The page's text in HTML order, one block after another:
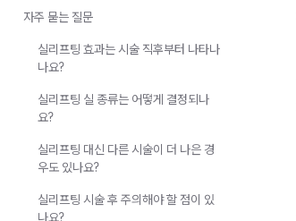
자주 묻는 질문
실리프팅 효과는 시술 직후부터 나타나
나요?
실리프팅 실 종류는 어떻게 결정되나
요?
실리프팅 대신 다른 시술이 더 나은 경
우도 있나요?
실리프팅 시술 후 주의해야 할 점이 있
나요?